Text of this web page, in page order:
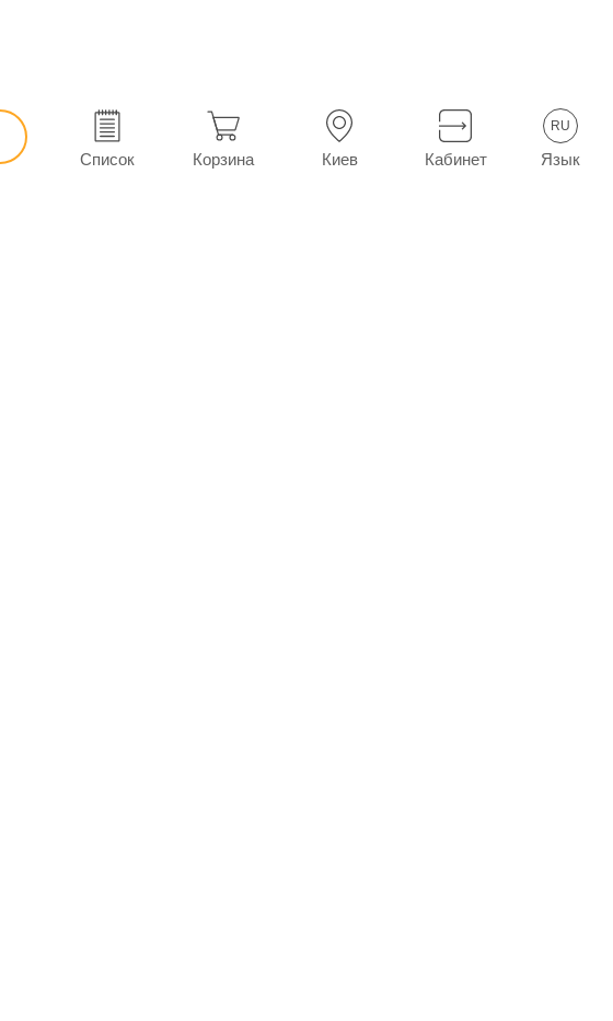
Список Корзина Киев Кабинет
RU
Язык
Назик спрей назал. фл. 10 мл